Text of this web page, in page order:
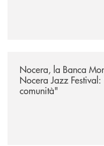
Nocera, la Banca
Nocera Jazz
comunità"